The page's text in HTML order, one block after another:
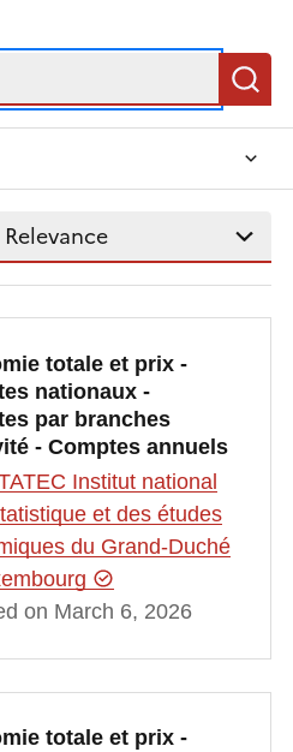
totale et prix -
nationaux -
par branches
- Comptes annuels
Institut national
et des études
du Grand-Duché
on March 6, 2026
totale et prix -